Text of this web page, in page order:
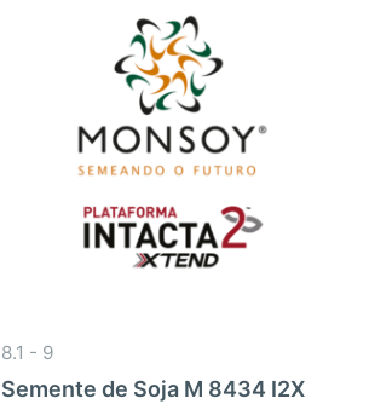
8.1 - 9
Semente de Soja M 8434 I2X